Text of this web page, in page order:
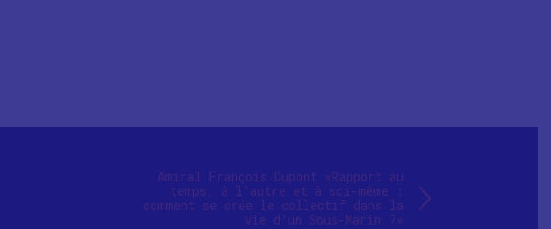
Amiral François Dupont «Rapport au
temps, à l’autre et à soi-même :
comment se crée le collectif dans la
vie d’un Sous-Marin ?»